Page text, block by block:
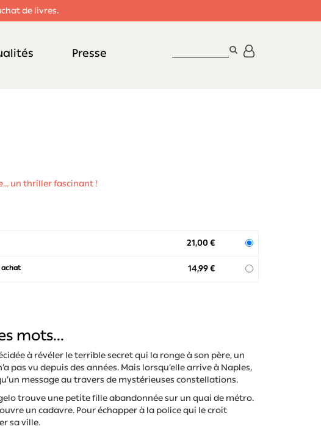
de livres.
Presse
RECHERCHER
SUR
un thriller fascinant !
21,00 €
achat 14,99 €
mots...
à révéler le terrible secret qui la ronge à son père, un
pas vu depuis des années. Mais lorsqu’elle arrive à Naples,
message au travers de mystérieuses constellations.
trouve une petite fille abandonnée sur un quai de métro.
un cadavre. Pour échapper à la police qui le croit
sa ville.